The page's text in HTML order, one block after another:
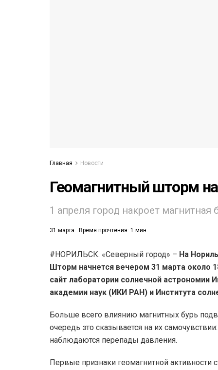
Главная Новости
Геомагнитный шторм
1 апреля город накроет магнитная
31 марта Время прочтения: 1 мин.
#НОРИЛЬСК. «Северный город» – На
Шторм начнется вечером 31 марта около
сайт лаборатории солнечной астрономии
академии наук (ИКИ РАН) и Института
Больше всего влиянию магнитных бурь
очередь это сказывается на их
наблюдаются перепады давления.
Первые признаки геомагнитной активности